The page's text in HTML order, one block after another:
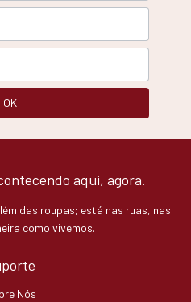
aqui, agora.
das roupas; está nas ruas, nas
como vivemos.
Nós